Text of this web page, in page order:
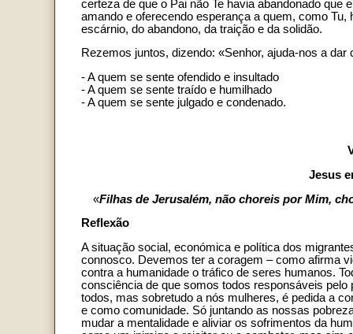
certeza de que o Pai não Te havia abandonado que
amando e oferecendo esperança a quem, como
escárnio, do abandono, da traição e da solidão.
Rezemos juntos, dizendo: «Senhor, ajuda-nos a dar
- A quem se sente ofendido e insultado
- A quem se sente traído e humilhado
- A quem se sente julgado e condenado.
Jesus
«Filhas de Jerusalém, não choreis por Mim,
Reflexão
A situação social, económica e política dos
connosco. Devemos ter a coragem – como afirma
contra a humanidade o tráfico de seres humanos.
consciência de que somos todos responsáveis
todos, mas sobretudo a nós mulheres, é pedida a
e como comunidade. Só juntando as nossas
mudar a mentalidade e aliviar os sofrimentos da